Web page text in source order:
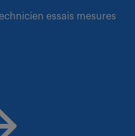
essais mesures